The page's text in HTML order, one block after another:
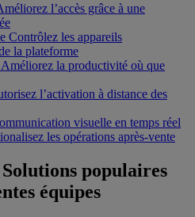
l’accès grâce à une
Contrôlez les appareils
la plateforme
Améliorez la productivité où que
l’activation à distance des
visuelle en temps réel
les opérations après-vente
Solutions populaires
équipes